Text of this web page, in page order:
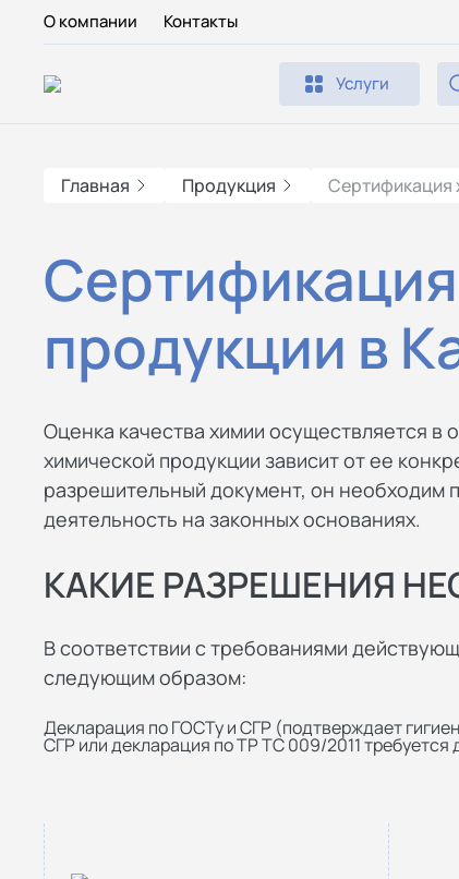
О компании Контакты
Услуги
Главная Продукция Сертификация
продукции в
Оценка качества химии осуществляется в
химической продукции зависит от ее
разрешительный документ, он необходим
деятельность на законных основаниях.
КАКИЕ РАЗРЕШЕНИЯ
В соответствии с требованиями
следующим образом:
Декларация по ГОСТу и СГР (подтверждает
СГР или декларация по ТР ТС 009/2011